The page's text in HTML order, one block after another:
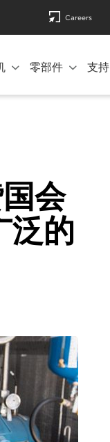
Careers
零部件 支持
会
泛的